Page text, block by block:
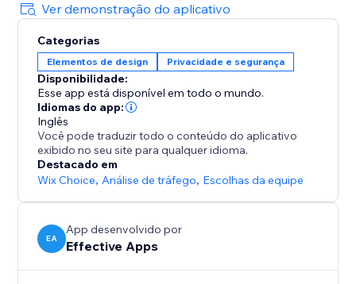
Ver demonstração do aplicativo
Categorias
Elementos de design Privacidade e segurança
Disponibilidade:
Esse app está disponível em todo o mundo.
Idiomas do app:
Inglês
Você pode traduzir todo o conteúdo do aplicativo
exibido no seu site para qualquer idioma.
Destacado em
Wix Choice, Análise de tráfego, Escolhas da equipe
EA
App desenvolvido por
Effective Apps